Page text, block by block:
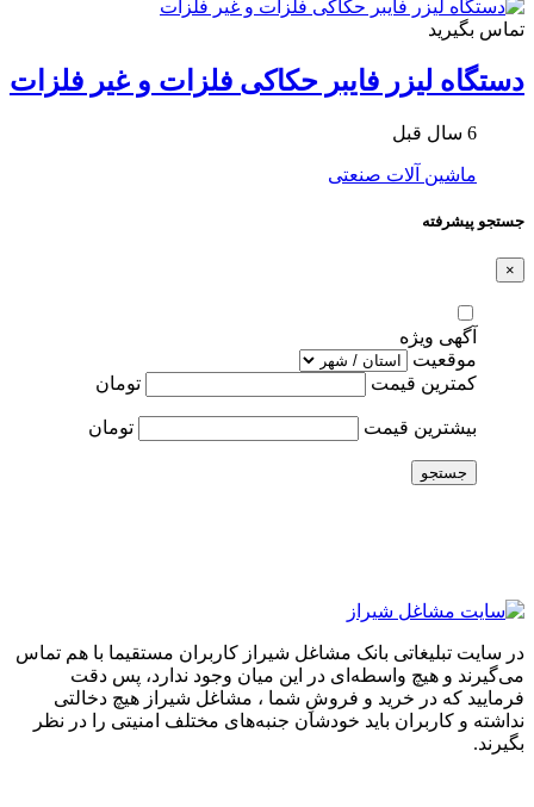
تماس بگیرید
دستگاه لیزر فایبر حکاکی فلزات و غیر فلزات
6 سال قبل
ماشین آلات صنعتی
جستجو پیشرفته
×
آگهی ویژه
موقعیت
کمترین قیمت
تومان
بیشترین قیمت تومان
جستجو
در سایت تبلیغاتی بانک مشاغل شیراز کاربران مستقیما با هم تماس
می‌گیرند و هیچ واسطه‌ای در این میان وجود ندارد، پس دقت
فرمایید که در خرید و فروشِ شما ، مشاغل شیراز هیچ دخالتی
نداشته و کاربران باید خودشان جنبه‌های مختلف امنیتی را در نظر
بگیرند.